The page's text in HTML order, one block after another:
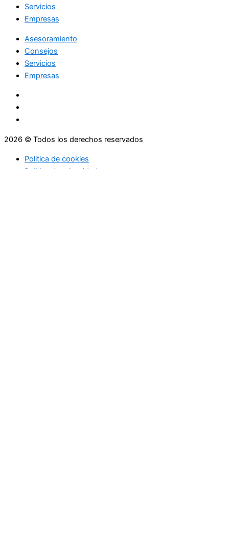
Servicios
Empresas
Asesoramiento
Consejos
Servicios
Empresas
2026 © Todos los derechos reservados
Politica de cookies
Politica de privacidad